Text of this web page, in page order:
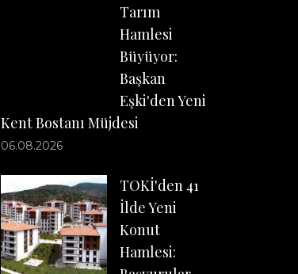
Tarım
Hamlesi
Büyüyor:
Başkan
Eşki'den Yeni
Kent Bostanı Müjdesi
06.08.2026
TOKİ'den 41
İlde Yeni
Konut
Hamlesi: